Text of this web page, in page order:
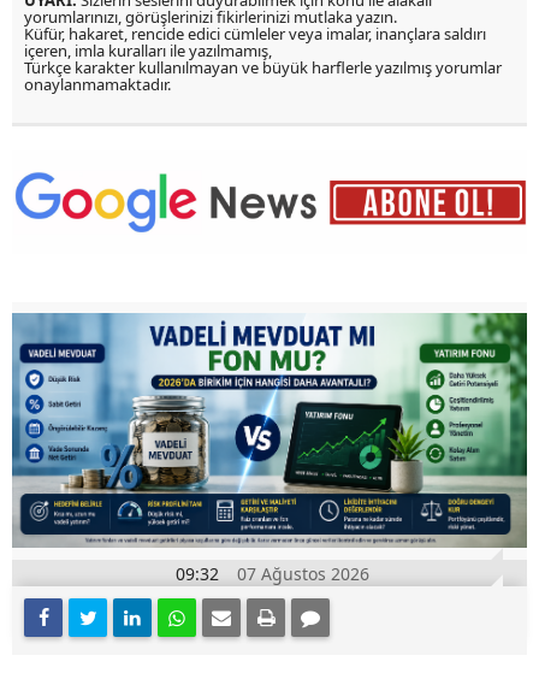
yorumlarınızı, görüşlerinizi fikirlerinizi mutlaka yazın.
Küfür, hakaret, rencide edici cümleler veya imalar, inançlara saldırı
içeren, imla kuralları ile yazılmamış,
Türkçe karakter kullanılmayan ve büyük harflerle yazılmış yorumlar
onaylanmamaktadır.
09:32 07 Ağustos 2026